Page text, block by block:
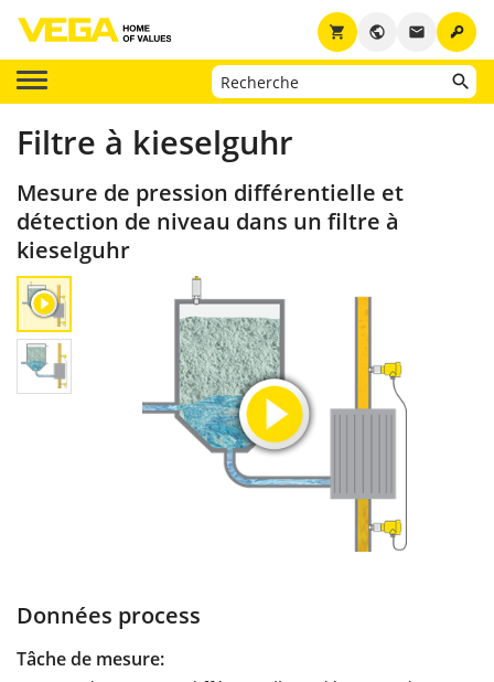
key
email
public
shopping_cart
Filtre à kieselguhr
Mesure de pression différentielle et
détection de niveau dans un filtre à
kieselguhr
Données process
Tâche de mesure: